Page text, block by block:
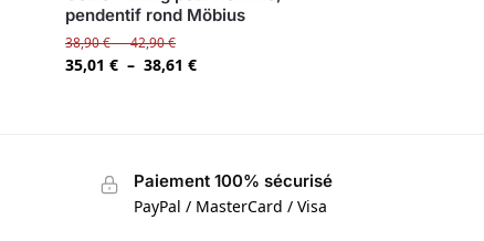
pendentif rond Möbius
38,90€–42,90€
35,01€ – 38,61€
Paiement 100% sécurisé
PayPal / MasterCard / Visa